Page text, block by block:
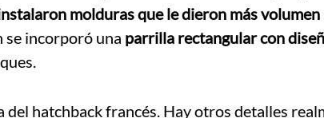
molduras que le dieron más volumen
se incorporó una parrilla rectangular con
del hatchback francés. Hay otros detalles